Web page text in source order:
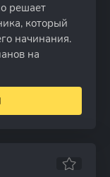
решает
который
начинания.
на